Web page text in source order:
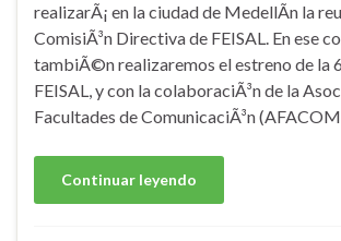
realizarÃ¡ en la ciudad de MedellÃ­n la
ComisiÃ³n Directiva de FEISAL. En ese
tambiÃ©n realizaremos el estreno de la
FEISAL, y con la colaboraciÃ³n de la
Facultades de ComunicaciÃ³n
Continuar leyendo